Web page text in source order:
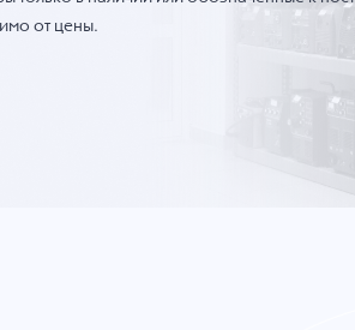
от цены.